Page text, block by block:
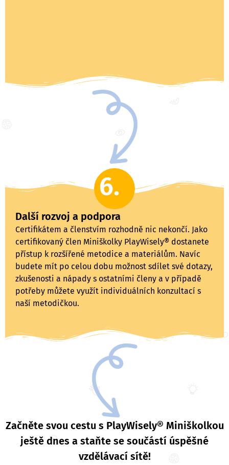
6.
Další rozvoj a podpora
Certifikátem a členstvím rozhodně nic nekončí. Jako
certifikovaný člen Miniškolky PlayWisely® dostanete
přístup k rozšířené metodice a materiálům. Navíc
budete mít po celou dobu možnost sdílet své dotazy,
zkušenosti a nápady s ostatními členy a v případě
potřeby můžete využít individuálních konzultací s
naší metodičkou.
Začněte svou cestu s PlayWisely® Miniškolkou
ještě dnes a staňte se součástí úspěšné
vzdělávací sítě!